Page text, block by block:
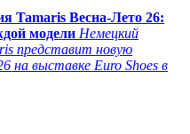
Tamaris Весна-Лето 26:
модели Немецкий
представит новую
на выставке Euro Shoes в